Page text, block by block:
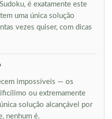
é exatamente este
uma única solução
vezes quiser, com dicas
impossíveis — os
ou extremamente
solução alcançável por
nenhum é.